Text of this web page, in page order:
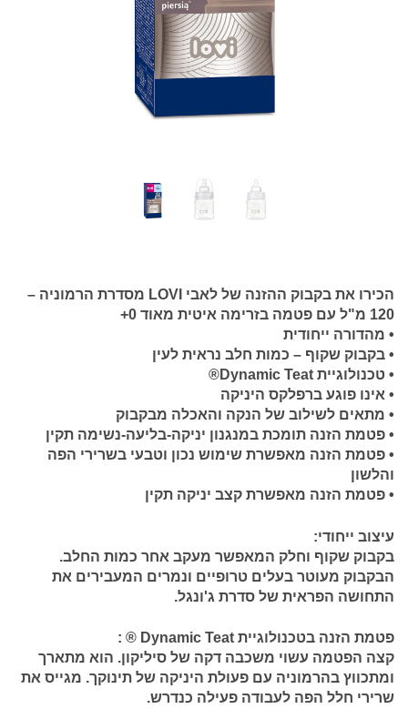
הכירו את בקבוק ההזנה של לאבי LOVI מסדרת הרמוניה –
120 מ"ל עם פטמה בזרימה איטית מאוד 0+
• מהדורה ייחודית
• בקבוק שקוף – כמות חלב נראית לעין
• טכנולוגיית Dynamic Teat®
• אינו פוגע ברפלקס היניקה
• מתאים לשילוב של הנקה והאכלה מבקבוק
• פטמת הזנה תומכת במנגנון יניקה-בליעה-נשימה תקין
• פטמת הזנה מאפשרת שימוש נכון וטבעי בשרירי הפה
והלשון
• פטמת הזנה מאפשרת קצב יניקה תקין
עיצוב ייחודי:
בקבוק שקוף וחלק המאפשר מעקב אחר כמות החלב.
הבקבוק מעוטר בעלים טרופיים ונמרים המעבירים את
התחושה הפראית של סדרת ג'ונגל.
פטמת הזנה בטכנולוגיית Dynamic Teat ® :
קצה הפטמה עשוי משכבה דקה של סיליקון. הוא מתארך
ומתכווץ בהרמוניה עם פעולת היניקה של תינוקך. מגייס את
שרירי חלל הפה לעבודה פעילה כנדרש.